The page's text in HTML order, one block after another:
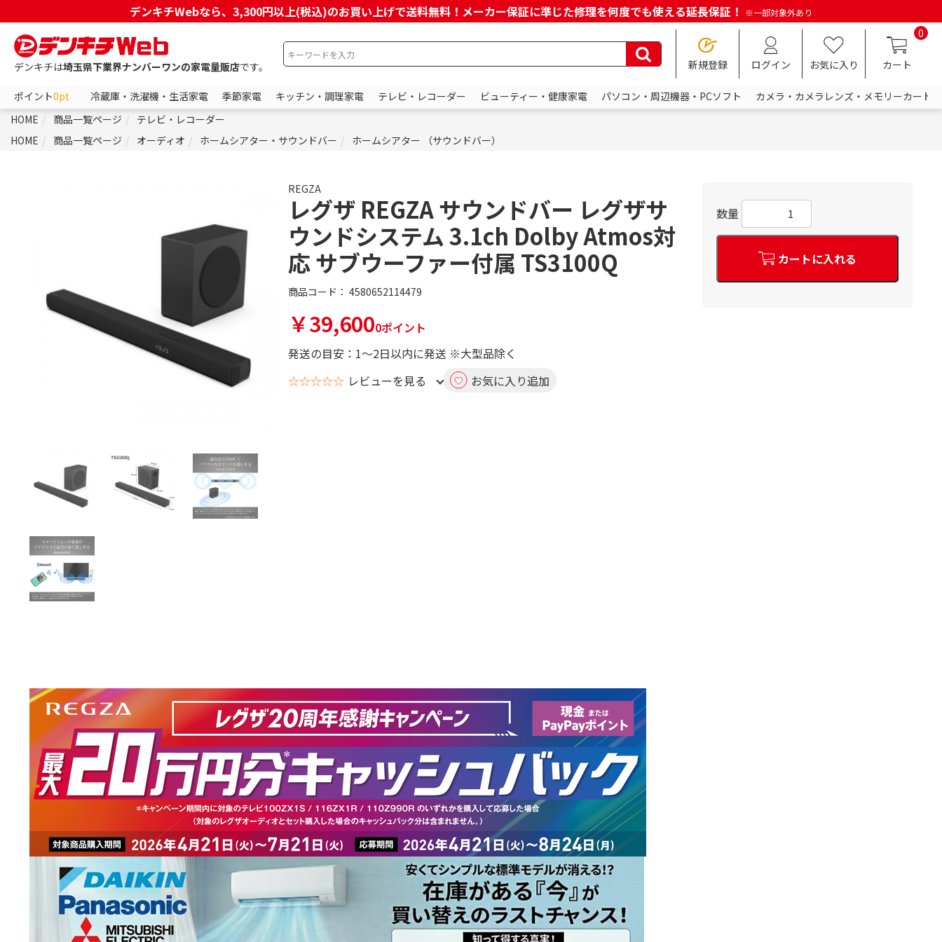
デンキチWebなら、3,300円以上(税込)のお買い上げで送料無料！メーカー保証に準じた修理を何度でも使える延長保証！ ※一部対象外あり
デンキチは埼玉県下業界ナンバーワンの家電量販店です。 新規登録 ログイン お気に入り
0
カート
ポイント0pt 冷蔵庫・洗濯機・生活家電 季節家電 キッチン・調理家電 テレビ・レコーダー ビューティー・健康家電 パソコン・周辺機器・PCソフト
カメラ・カメラレンズ・メモリーカード
HOME
商品一覧ページ
テレビ・レコーダー
HOME
商品一覧ページ オーディオ ホームシアター・サウンドバー ホームシアター （サウンドバー）
REGZA
レグザ REGZA サウンドバー レグザサ
ウンドシステム 3.1ch Dolby Atmos対
応 サブウーファー付属 TS3100Q
商品コード： 4580652114479
￥39,6000ポイント
発送の目安：1～2日以内に発送 ※大型品除く
☆☆☆☆☆ レビューを見る お気に入り追加
数量
カートに入れる